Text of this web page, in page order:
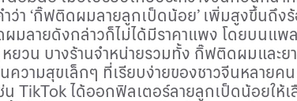
ว่า ‘กิ๊ฟติดผมลายลูกเป็ดน้อย’ เพิ่มสูงขึ้นถึงร้
มลายดังกล่าวก็ไม่ได้มีราคาแพง โดยบนแพ
หยวน บางร้านจำหน่ายรวมทั้ง กิ๊ฟติดผมและ
ความสุขเล็กๆ ที่เรียบง่ายของชาวจีนหลายคน
น TikTok ได้ออกฟิลเตอร์ลายลูกเป็ดน้อยให้เ